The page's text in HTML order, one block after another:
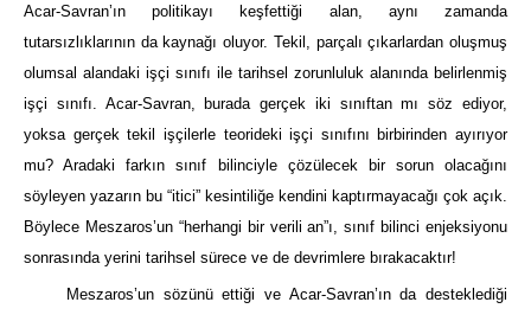
Acar-Savran’ın politikayı keşfettiği alan, aynı zamanda
tutarsızlıklarının da kaynağı oluyor. Tekil, parçalı çıkarlardan oluşmuş
olumsal alandaki işçi sınıfı ile tarihsel zorunluluk alanında belirlenmiş
işçi sınıfı. Acar-Savran, burada gerçek iki sınıftan mı söz ediyor,
yoksa gerçek tekil işçilerle teorideki işçi sınıfını birbirinden ayırıyor
mu? Aradaki farkın sınıf bilinciyle çözülecek bir sorun olacağını
söyleyen yazarın bu “itici” kesintiliğe kendini kaptırmayacağı çok açık.
Böylece Meszaros’un “herhangi bir verili an”ı, sınıf bilinci enjeksiyonu
sonrasında yerini tarihsel sürece ve de devrimlere bırakacaktır!
Meszaros’un sözünü ettiği ve Acar-Savran’ın da desteklediği